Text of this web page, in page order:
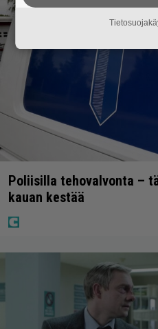
Poliisilla tehovalvonta –
kauan kestää